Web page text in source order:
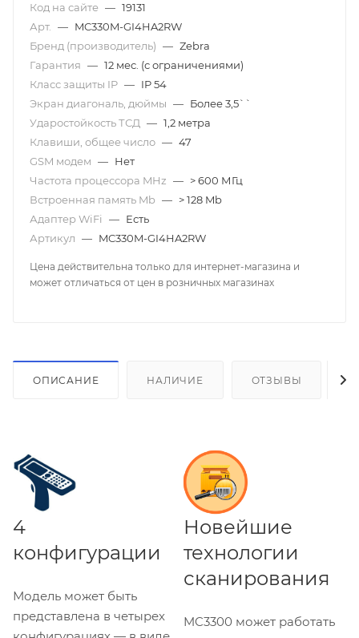
Код на сайте — 19131
Арт. — MC330M-GI4HA2RW
Бренд (производитель) — Zebra
Гарантия — 12 мес. (с ограничениями)
Класс защиты IP — IP 54
Экран диагональ, дюймы — Более 3,5``
Ударостойкость ТСД — 1,2 метра
Клавиши, общее число — 47
GSM модем — Нет
Частота процессора MHz — > 600 МГц
Встроенная память Mb — > 128 Mb
Адаптер WiFi
— Есть
Артикул — MC330M-GI4HA2RW
Цена действительна только для интернет-магазина и
может отличаться от цен в розничных магазинах
ОПИСАНИЕ НАЛИЧИЕ ОТЗЫВЫ
4
конфигурации
Модель может быть
представлена в четырех
Новейшие
технологии
сканирования
MC3300 может работать